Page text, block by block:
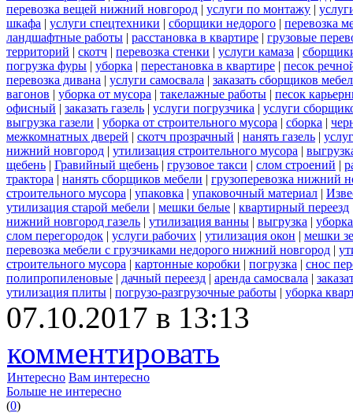
перевозка вещей нижний новгород | услуги по монтажу |
шкафа | услуги спецтехники | сборщики недорого | перевозка
ландшафтные работы | расстановка в квартире | грузовые
территорий | скотч | перевозка стенки | услуги камаза |
погрузка фуры | уборка | перестановка в квартире | песок
перевозка дивана | услуги самосвала | заказать сборщиков
вагонов | уборка от мусора | такелажные работы | песок
офисный | заказать газель | услуги погрузчика | услуги
выгрузка газели | уборка от строительного мусора | сборка |
межкомнатных дверей | скотч прозрачный | нанять газель |
нижний новгород | утилизация строительного мусора |
щебень | Гравийный щебень | грузовое такси | слом строений |
трактора | нанять сборщиков мебели | грузоперевозка нижний
строительного мусора | упаковка | упаковочный материал |
утилизация старой мебели | мешки белые | квартирный переезд
нижний новгород газель | утилизация ванны | выгрузка |
слом перегородок | услуги рабочих | утилизация окон | мешки
перевозка мебели с грузчиками недорого нижний новгород |
строительного мусора | картонные коробки | погрузка | снос
полипропиленовые | дачный переезд | аренда самосвала |
утилизация плиты | погрузо-разгрузочные работы | уборка
07.10.2017 в 13:13
комментировать
Интересно Вам интересно
Больше не интересно
(0)